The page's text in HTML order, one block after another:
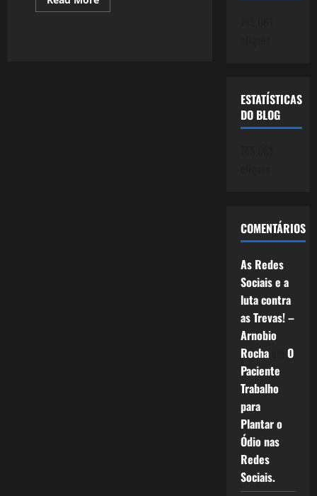
more
ESTATÍSTICAS
DO BLOG
COMENTÁRIOS
As Redes
Sociais e a
luta contra
as Trevas! –
Arnobio
Rochaem O
Paciente
Trabalho
para
Plantar o
Ódio nas
Redes
Sociais.